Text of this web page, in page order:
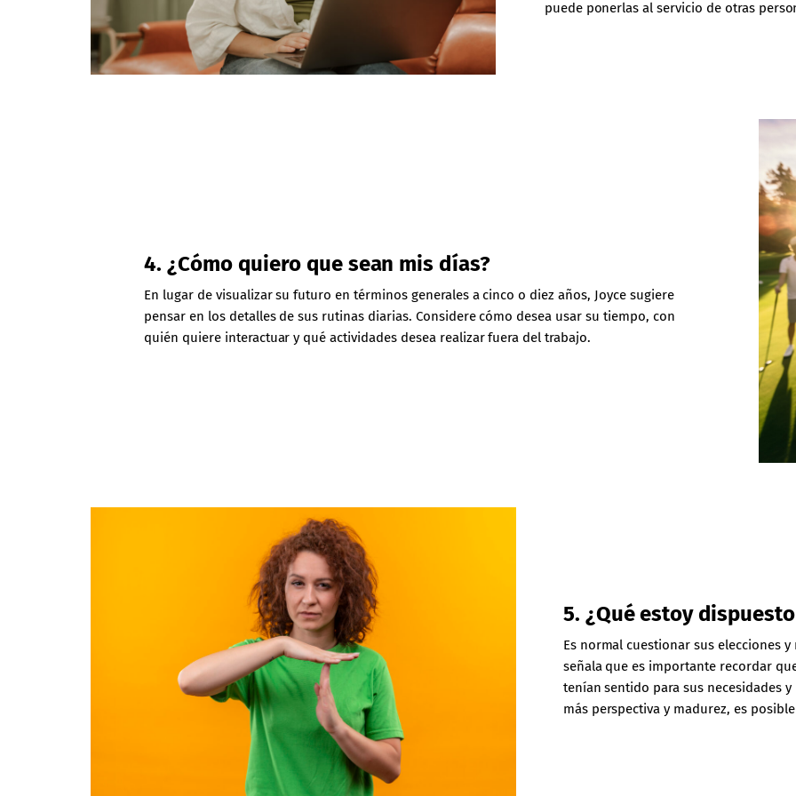
puede ponerlas al servicio de otras
4. ¿Cómo quiero que sean mis días?
En lugar de visualizar su futuro en términos generales a cinco o diez años, Joyce sugiere
pensar en los detalles de sus rutinas diarias. Considere cómo desea usar su tiempo, con
quién quiere interactuar y qué actividades desea realizar fuera del trabajo.
5. ¿Qué estoy
Es normal cuestionar sus elecciones
señala que es importante recordar
tenían sentido para sus necesidades
más perspectiva y madurez, es